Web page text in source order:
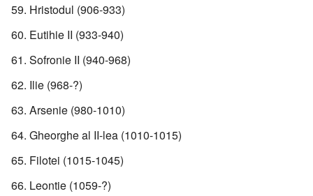
Hristodul (906-933)
Eutihie II (933-940)
Sofronie II (940-968)
Ilie (968-?)
Arsenie (980-1010)
Gheorghe al II-lea (1010-1015)
Filotei (1015-1045)
Leontie (1059-?)